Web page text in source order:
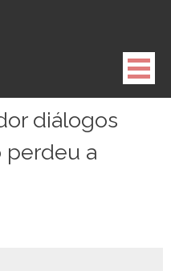
diálogos
perdeu a